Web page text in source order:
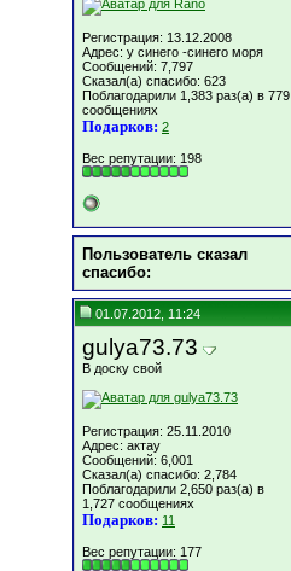
Регистрация: 13.12.2008
Адрес: у синего -синего моря
Сообщений: 7,797
Сказал(а) спасибо: 623
Поблагодарили 1,383 раз(а) в 779
сообщениях
Подарков: 2
Вес репутации: 198
Пользователь сказал
cпасибо:
01.07.2012, 11:24
gulya73.73
В доску свой
Регистрация: 25.11.2010
Адрес: актау
Сообщений: 6,001
Сказал(а) спасибо: 2,784
Поблагодарили 2,650 раз(а) в
1,727 сообщениях
Подарков: 11
Вес репутации: 177